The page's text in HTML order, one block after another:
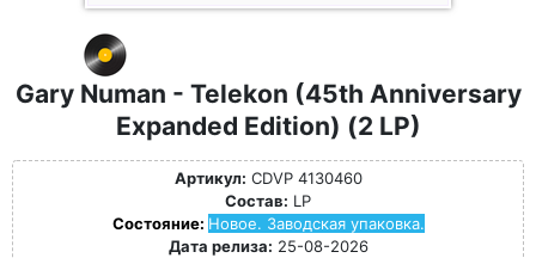
Gary Numan - Telekon (45th Anniversary
Expanded Edition) (2 LP)
Артикул: CDVP 4130460
Состав: LP
Состояние: Новое. Заводская упаковка.
Дата релиза: 25-08-2026